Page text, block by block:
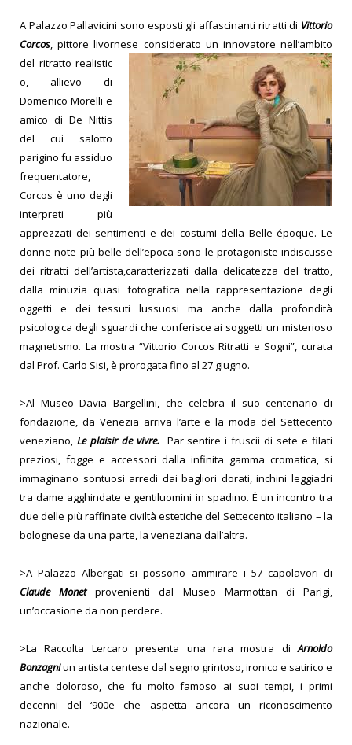
A Palazzo Pallavicini sono esposti gli affascinanti ritratti di Vittorio
Corcos, pittore livornese considerato un innovatore nell’ambito
del ritratto realistic
o, allievo di
Domenico Morelli e
amico di De Nittis
del cui salotto
parigino fu assiduo
frequentatore,
Corcos è uno degli
interpreti più
apprezzati dei sentimenti e dei costumi della Belle époque. Le
donne note più belle dell’epoca sono le protagoniste indiscusse
dei ritratti dell’artista,caratterizzati dalla delicatezza del tratto,
dalla minuzia quasi fotografica nella rappresentazione degli
oggetti e dei tessuti lussuosi ma anche dalla profondità
psicologica degli sguardi che conferisce ai soggetti un misterioso
magnetismo. La mostra “Vittorio Corcos Ritratti e Sogni”, curata
dal Prof. Carlo Sisi, è prorogata fino al 27 giugno.
>Al Museo Davia Bargellini, che celebra il suo centenario di
fondazione, da Venezia arriva l’arte e la moda del Settecento
veneziano, Le plaisir de vivre. Par sentire i fruscii di sete e filati
preziosi, fogge e accessori dalla infinita gamma cromatica, si
immaginano sontuosi arredi dai bagliori dorati, inchini leggiadri
tra dame agghindate e gentiluomini in spadino. È un incontro tra
due delle più raffinate civiltà estetiche del Settecento italiano – la
bolognese da una parte, la veneziana dall’altra.
>A Palazzo Albergati si possono ammirare i 57 capolavori di
Claude Monetprovenienti dal Museo Marmottan di Parigi,
un’occasione da non perdere.
>La Raccolta Lercaro presenta una rara mostra diArnoldo
Bonzagniun artista centese dal segno grintoso, ironico e satirico e
anche doloroso, che fu molto famoso ai suoi tempi, i primi
decenni del ‘900e che aspetta ancora un riconoscimento
nazionale.